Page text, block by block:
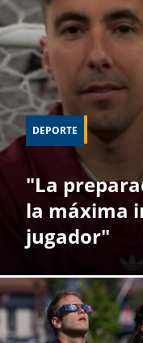
DEPORTE
"La
la máxima
jugador"